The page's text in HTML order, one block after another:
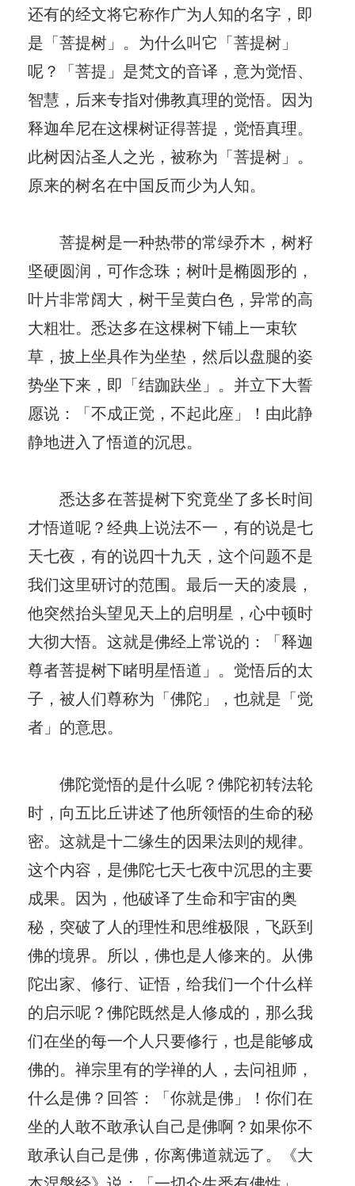
还有的经文将它称作广为人知的名字，即
是「菩提树」。为什么叫它「菩提树」
呢？「菩提」是梵文的音译，意为觉悟、
智慧，后来专指对佛教真理的觉悟。因为
释迦牟尼在这棵树证得菩提，觉悟真理。
此树因沾圣人之光，被称为「菩提树」。
原来的树名在中国反而少为人知。
菩提树是一种热带的常绿乔木，树籽
坚硬圆润，可作念珠；树叶是椭圆形的，
叶片非常阔大，树干呈黄白色，异常的高
大粗壮。悉达多在这棵树下铺上一束软
草，披上坐具作为坐垫，然后以盘腿的姿
势坐下来，即「结跏趺坐」。并立下大誓
愿说：「不成正觉，不起此座」！由此静
静地进入了悟道的沉思。
悉达多在菩提树下究竟坐了多长时间
才悟道呢？经典上说法不一，有的说是七
天七夜，有的说四十九天，这个问题不是
我们这里研讨的范围。最后一天的凌晨，
他突然抬头望见天上的启明星，心中顿时
大彻大悟。这就是佛经上常说的：「释迦
尊者菩提树下睹明星悟道」。觉悟后的太
子，被人们尊称为「佛陀」，也就是「觉
者」的意思。
佛陀觉悟的是什么呢？佛陀初转法轮
时，向五比丘讲述了他所领悟的生命的秘
密。这就是十二缘生的因果法则的规律。
这个内容，是佛陀七天七夜中沉思的主要
成果。因为，他破译了生命和宇宙的奥
秘，突破了人的理性和思维极限，飞跃到
佛的境界。所以，佛也是人修来的。从佛
陀出家、修行、证悟，给我们一个什么样
的启示呢？佛陀既然是人修成的，那么我
们在坐的每一个人只要修行，也是能够成
佛的。禅宗里有的学禅的人，去问祖师，
什么是佛？回答：「你就是佛」！你们在
坐的人敢不敢承认自己是佛啊？如果你不
敢承认自己是佛，你离佛道就远了。《大